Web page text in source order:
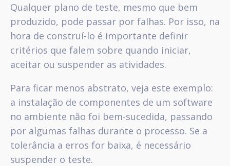
Qualquer plano de teste, mesmo que bem
produzido, pode passar por falhas. Por isso, na
hora de construí-lo é importante definir
critérios que falem sobre quando iniciar,
aceitar ou suspender as atividades.
Para ficar menos abstrato, veja este exemplo:
a instalação de componentes de um software
no ambiente não foi bem-sucedida, passando
por algumas falhas durante o processo. Se a
tolerância a erros for baixa, é necessário
suspender o teste.